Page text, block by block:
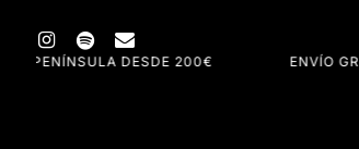
ENVÍO GRATIS A PENÍNSULA
instagram
spotify email